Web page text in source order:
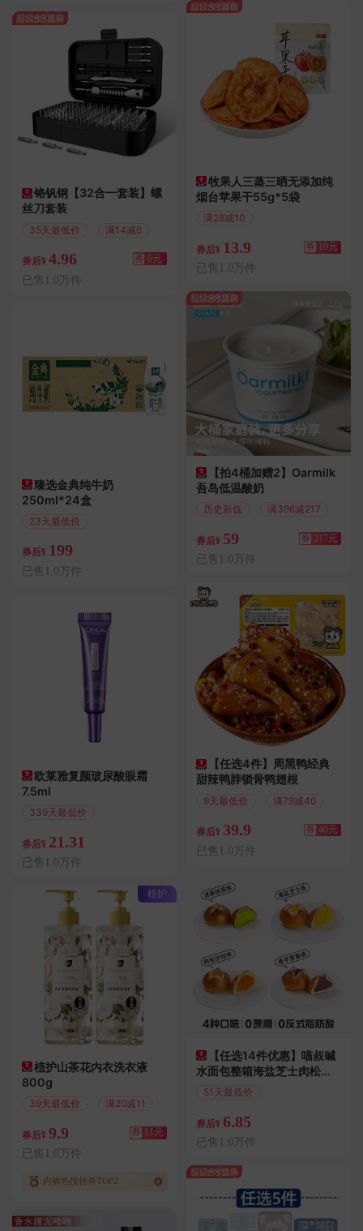
铬钒钢【32合一套装】螺
丝刀套装
35天最低价 满14减6
券后¥ 4.96 券 6元
已售1.0万件
臻选金典纯牛奶
250ml*24盒
23天最低价
券后¥ 199
已售1.0万件
欧莱雅复颜玻尿酸眼霜
7.5ml
339天最低价
券后¥ 21.31
已售1.0万件
植护
植护山茶花内衣洗衣液
800g
39天最低价 满20减11
券后¥ 9.9 券 11元
已售1.0万件
内裤热搜榜单TOP2
牧果人三蒸三晒无添加纯
烟台苹果干55g*5袋
满28减10
券后¥ 13.9 券 10元
已售1.0万件
【拍4桶加赠2】Oarmilk
吾岛低温酸奶
历史新低 满396减217
券后¥ 59 券 217元
已售1.0万件
【任选4件】周黑鸭经典
甜辣鸭脖锁骨鸭翅根
9天最低价 满79减40
券后¥ 39.9 券 40元
已售1.0万件
【任选14件优惠】喵叔碱
水面包整箱海盐芝士肉松球
零食主食代早餐
51天最低价
券后¥ 6.85
已售1.0万件